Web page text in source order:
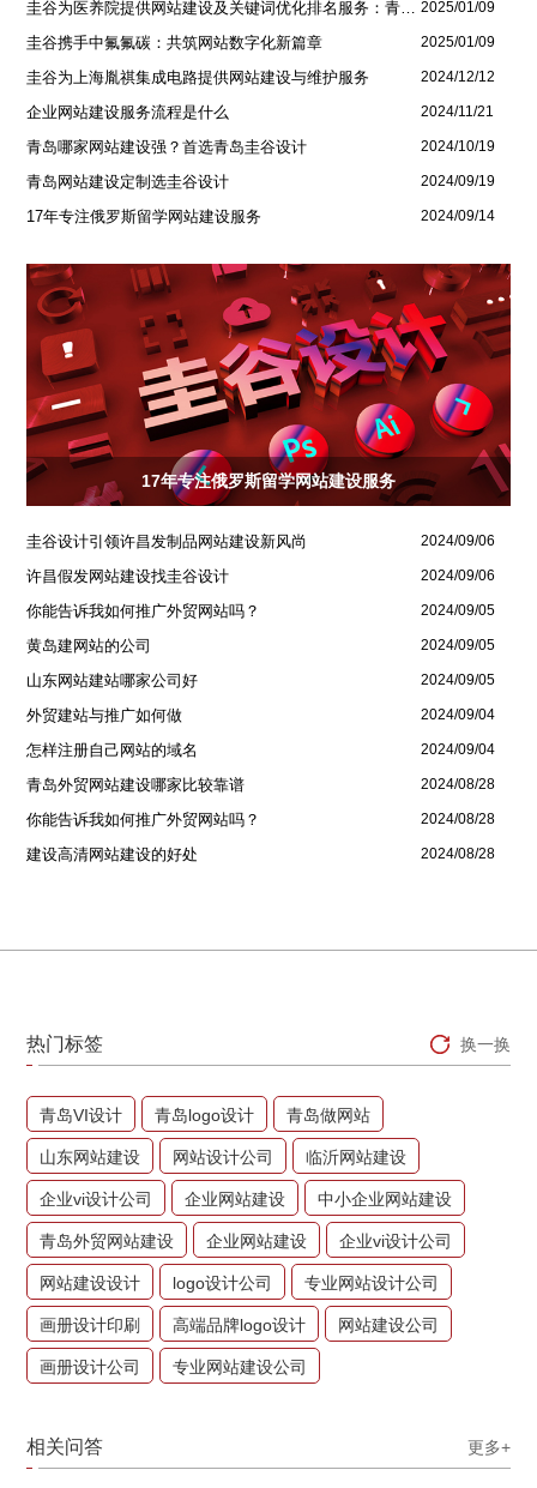
圭谷为医养院提供网站建设及关键词优化排名服务：青岛圣德嘉朗颐养中心案例 2025/01/09
圭谷携手中氟氟碳：共筑网站数字化新篇章 2025/01/09
圭谷为上海胤祺集成电路提供网站建设与维护服务 2024/12/12
企业网站建设服务流程是什么 2024/11/21
青岛哪家网站建设强？首选青岛圭谷设计 2024/10/19
青岛网站建设定制选圭谷设计 2024/09/19
17年专注俄罗斯留学网站建设服务 2024/09/14
17年专注俄罗斯留学网站建设服务
圭谷设计引领许昌发制品网站建设新风尚 2024/09/06
许昌假发网站建设找圭谷设计 2024/09/06
你能告诉我如何推广外贸网站吗？ 2024/09/05
黄岛建网站的公司 2024/09/05
山东网站建站哪家公司好 2024/09/05
外贸建站与推广如何做 2024/09/04
怎样注册自己网站的域名 2024/09/04
青岛外贸网站建设哪家比较靠谱 2024/08/28
你能告诉我如何推广外贸网站吗？ 2024/08/28
建设高清网站建设的好处 2024/08/28
热门标签 换一换
青岛VI设计 青岛logo设计 青岛做网站
山东网站建设 网站设计公司 临沂网站建设
企业vi设计公司 企业网站建设 中小企业网站建设
青岛外贸网站建设 企业网站建设 企业vi设计公司
网站建设设计 logo设计公司 专业网站设计公司
画册设计印刷 高端品牌logo设计 网站建设公司
画册设计公司 专业网站建设公司
相关问答 更多+